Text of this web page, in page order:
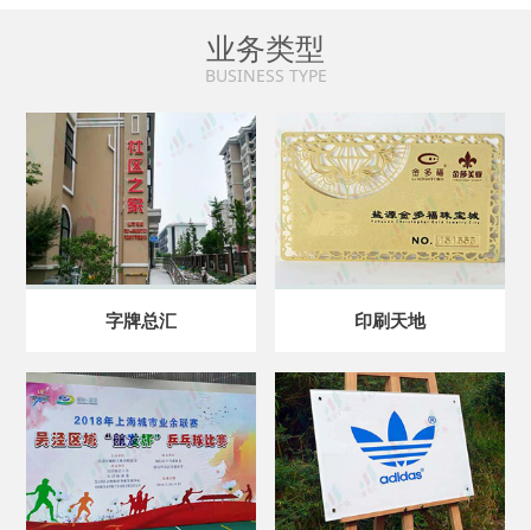
业务类型
BUSINESS TYPE
字牌总汇 印刷天地